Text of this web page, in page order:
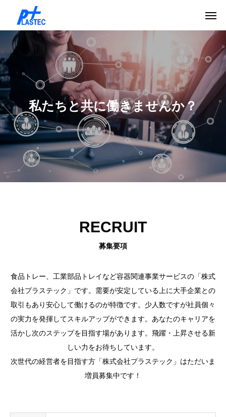
私たちと共に働きませんか？
RECRUIT
募集要項
食品トレー、工業部品トレイなど容器関連事業サービスの「株式
会社プラステック」です。需要が安定している上に大手企業との
取引もあり安心して働けるのが特徴です。少人数ですが社員個々
の実力を発揮してスキルアップができます。あなたのキャリアを
活かし次のステップを目指す場があります。飛躍・上昇させる新
しい力をお待ちしています。
次世代の経営者を目指す方「株式会社プラステック」はただいま
増員募集中です！